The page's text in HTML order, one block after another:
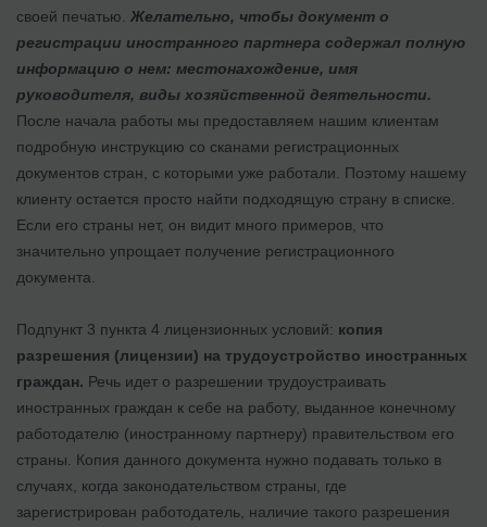
своей печатью. Желательно, чтобы документ о
регистрации иностранного партнера содержал полную
информацию о нем: местонахождение, имя
руководителя, виды хозяйственной деятельности.
После начала работы мы предоставляем нашим клиентам
подробную инструкцию со сканами регистрационных
документов стран, с которыми уже работали. Поэтому нашему
клиенту остается просто найти подходящую страну в списке.
Если его страны нет, он видит много примеров, что
значительно упрощает получение регистрационного
документа.
Подпункт 3 пункта 4 лицензионных условий: копия
разрешения (лицензии) на трудоустройство иностранных
граждан. Речь идет о разрешении трудоустраивать
иностранных граждан к себе на работу, выданное конечному
работодателю (иностранному партнеру) правительством его
страны. Копия данного документа нужно подавать только в
случаях, когда законодательством страны, где
зарегистрирован работодатель, наличие такого разрешения